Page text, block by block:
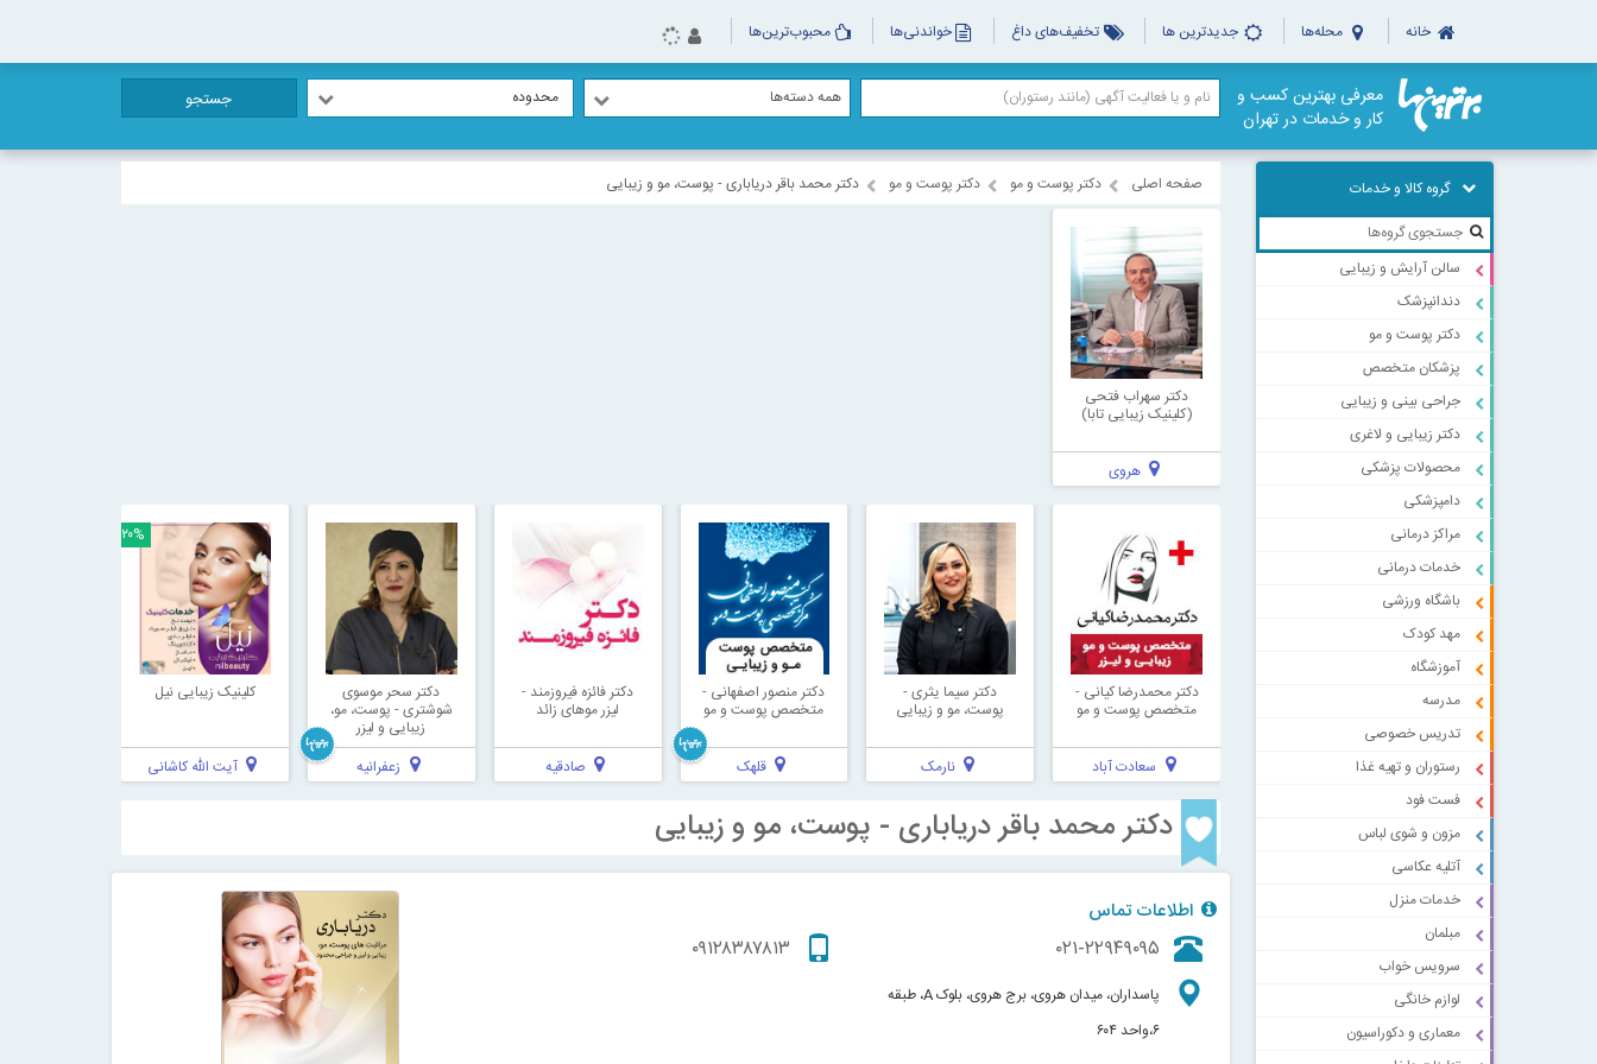
خانه محله‌ها جدیدترین ها تخفیف‌های داغ خواندنی‌ها محبوب‌ترین‌ها
معرفی بهترین کسب و
کار و خدمات در تهران
همه دسته‌ها محدوده جستجو
گروه کالا و خدمات
سالن آرایش و زیبایی
دندانپزشک
دکتر پوست و مو
پزشکان متخصص
جراحی بینی و زیبایی
دکتر زیبایی و لاغری
محصولات پزشکی
دامپزشکی
مراکز درمانی
خدمات درمانی
باشگاه ورزشی
مهد کودک
آموزشگاه
مدرسه
تدریس خصوصی
رستوران و تهیه غذا
فست فود
مزون و شوی لباس
آتلیه عکاسی
خدمات منزل
مبلمان
سرویس خواب
لوازم خانگی
معماری و دکوراسیون
صفحه اصلی دکتر پوست و مو دکتر پوست و مو دکتر محمد باقر دریاباری - پوست، مو و زیبایی
دکتر سهراب فتحی
(کلینیک زیبایی تابا)
هروی
دکتر محمدرضا کیانی -
متخصص پوست و مو
سعادت آباد
دکتر سیما یثری -
پوست، مو و زیبایی
نارمک
دکتر منصور اصفهانی -
متخصص پوست و مو
قلهک
دکتر فائزه فیروزمند -
لیزر موهای زائد
صادقیه
دکتر سحر موسوی
شوشتری - پوست، مو،
زیبایی و لیزر
زعفرانیه
کلینیک زیبایی نیل
۲۰%
آیت الله کاشانی
دکتر محمد باقر دریاباری - پوست، مو و زیبایی
اطلاعات تماس
۰۲۱-۲۲۹۴۹۰۹۵ ۰۹۱۲۸۳۸۷۸۱۳
پاسداران، میدان هروی، برج هروی، بلوک A، طبقه
۶،واحد ۶۰۴